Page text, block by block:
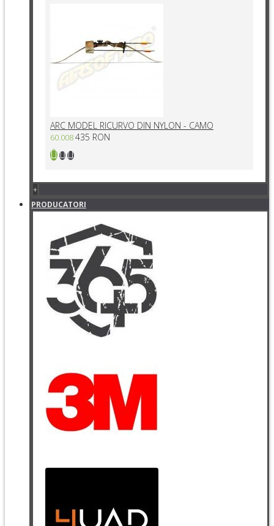
ARC MODEL RICURVO DIN NYLON - CAMO
60.008435 RON
+
PRODUCATORI